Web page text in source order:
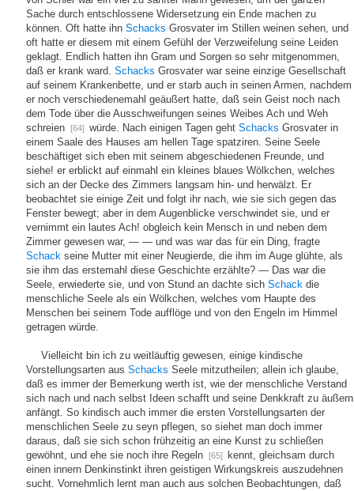
Sache durch entschlossene Widersetzung ein Ende machen zu
können. Oft hatte ihn Schacks Grosvater im Stillen weinen sehen, und
oft hatte er diesem mit einem Gefühl der Verzweifelung seine Leiden
geklagt. Endlich hatten ihn Gram und Sorgen so sehr mitgenommen,
daß er krank ward. Schacks Grosvater war seine einzige Gesellschaft
auf seinem Krankenbette, und er starb auch in seinen Armen, nachdem
er noch verschiedenemahl geäußert hatte, daß sein Geist noch nach
dem Tode über die Ausschweifungen seines Weibes Ach und Weh
schreien
[64] würde. Nach einigen Tagen geht Schacks Grosvater in
einem Saale des Hauses am hellen Tage spatziren. Seine Seele
beschäftiget sich eben mit seinem abgeschiedenen Freunde, und
siehe! er erblickt auf einmahl ein kleines blaues Wölkchen, welches
sich an der Decke des Zimmers langsam hin- und herwälzt. Er
beobachtet sie einige Zeit und folgt ihr nach, wie sie sich gegen das
Fenster bewegt; aber in dem Augenblicke verschwindet sie, und er
vernimmt ein lautes Ach! obgleich kein Mensch in und neben dem
Zimmer gewesen war, — — und was war das für ein Ding, fragte
Schack seine Mutter mit einer Neugierde, die ihm im Auge glühte, als
sie ihm das erstemahl diese Geschichte erzählte? — Das war die
Seele, erwiederte sie, und von Stund an dachte sich Schack die
menschliche Seele als ein Wölkchen, welches vom Haupte des
Menschen bei seinem Tode aufflöge und von den Engeln im Himmel
getragen würde.
Vielleicht bin ich zu weitläuftig gewesen, einige kindische
Vorstellungsarten aus Schacks Seele mitzutheilen; allein ich glaube,
daß es immer der Bemerkung werth ist, wie der menschliche Verstand
sich nach und nach selbst Ideen schafft und seine Denkkraft zu äußern
anfängt. So kindisch auch immer die ersten Vorstellungsarten der
menschlichen Seele zu seyn pflegen, so siehet man doch immer
daraus, daß sie sich schon frühzeitig an eine Kunst zu schließen
gewöhnt, und ehe sie noch ihre Regeln
[65]
kennt, gleichsam durch
einen innern Denkinstinkt ihren geistigen Wirkungskreis auszudehnen
sucht. Vornehmlich lernt man auch aus solchen Beobachtungen, daß